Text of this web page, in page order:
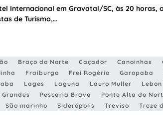
Internacional em Gravatal/SC, às 20 horas,
de Turismo,…
Braço do Norte Caçador Canoinhas
Fraiburgo Frei Rogério Garopaba
Lages Laguna Lauro Muller
Grandes Pescaria Brava Ponte Alta do
São marinho Siderópolis Treviso Treze